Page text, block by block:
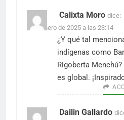
Calixta Moro dice:
2 de enero de 2025 a las 23:14
¿Y qué tal
indígenas como
Rigoberta
es global.
Dailin Gallardo